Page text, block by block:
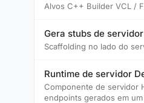
Alvos C++ Builder VCL /
Gera stubs de servidor
Scaffolding no lado do
Runtime de servidor
Componente de servidor
endpoints gerados em